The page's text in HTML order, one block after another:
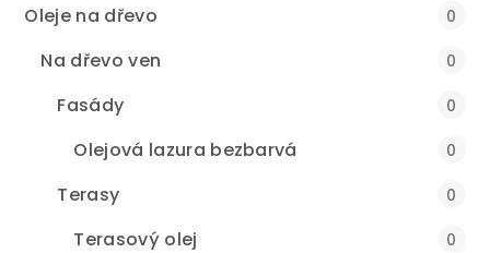
Oleje na dřevo 0
Na dřevo ven 0
Fasády 0
Olejová lazura bezbarvá 0
Terasy 0
Terasový olej 0